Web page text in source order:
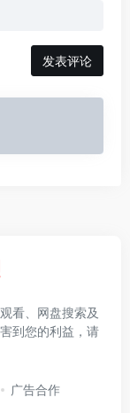
发表评论
看、网盘搜索及
到您的利益，请
广告合作